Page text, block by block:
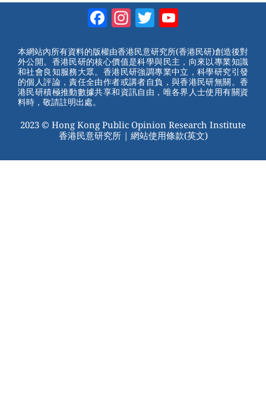
st b
o
o
k
tt
er
Facebook
Instagram
Twitter
本網站內所有資料的版權由香港民意研究所(香港民研)創造後對
外公開。香港民研的核心價值是科學與民主，向來以專業知識
和社會良知服務大眾。香港民研強調專業中立，科學研究引發
的個人評論，責任全由作者或講者自負，與香港民研無關。香
港民研積極推動數據共享和資訊自由，唯各界人士使用有關資
料時，敬請註明出處。
2023 © Hong Kong Public Opinion Research Institute
香港民意研究所 | 網站使用條款(英文)